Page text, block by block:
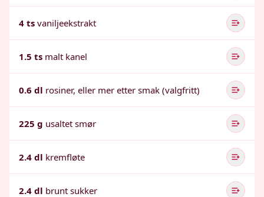
4 ts vaniljeekstrakt
1.5 ts malt kanel
0.6 dl rosiner, eller mer etter smak (valgfritt)
225 g usaltet smør
2.4 dl kremfløte
2.4 dl brunt sukker